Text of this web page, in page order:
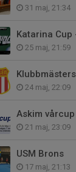
31 maj, 21:34
Katarina
25 maj, 21:59
24 maj, 22:09
Askim
21 maj, 23:09
USM Brons
17 maj, 21:13